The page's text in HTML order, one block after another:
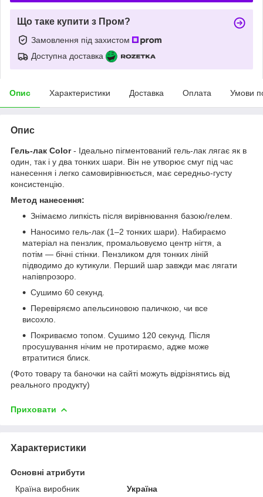
Що таке купити з Пром?
Замовлення під захистом
Доступна доставка
Опис Характеристики Доставка Оплата Умови
Опис
Гель-лак Color- Ідеально пігментований гель-лак лягає як в
один, так і у два тонких шари. Він не утворює смуг під час
нанесення і легко самовирівнюється, має середньо-густу
консистенцію.
Метод нанесення:
Знімаємо липкість після вирівнювання базою/гелем.
Наносимо гель-лак (1–2 тонких шари). Набираємо
матеріал на пензлик, промальовуємо центр нігтя, а
потім — бічні стінки. Пензликом для тонких ліній
підводимо до кутикули. Перший шар завжди має лягати
напівпрозоро.
Сушимо 60 секунд.
Перевіряємо апельсиновою паличкою, чи все
висохло.
Покриваємо топом. Сушимо 120 секунд. Після
просушування нічим не протираємо, адже може
втратитися блиск.
(Фото товару та баночки на сайті можуть відрізнятись від
реального продукту)
Приховати
Характеристики
Основні атрибути
Країна виробник
Україна